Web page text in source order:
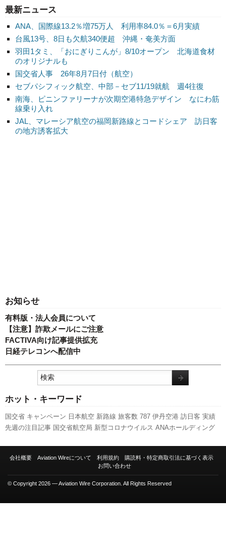
最新ニュース
ANA、国際線13.2％増75万人 利用率84.0％＝6月実績
台風13号、8日も欠航340便超 沖縄・奄美方面
羽田1タミ、「おにぎりこんが」8/10オープン 北海道食材
のオリジナルも
国交省人事 26年8月7日付（航空）
セブパシフィック航空、中部－セブ11/19就航 週4往復
南海、ピニンファリーナが次期空港特急デザイン なにわ筋
線乗り入れ
JAL、マレーシア航空の福岡新路線とコードシェア 訪日客
の地方誘客拡大
お知らせ
有料版・法人会員について
【注意】詐欺メールにご注意
FACTIVA向け記事提供拡充
日経テレコンへ配信中
ホット・キーワード
国交省 キャンペーン 日本航空 新路線 旅客数 787 伊丹空港 訪日客 実績
先週の注目記事 国交省航空局 新型コロナウイルス ANAホールディング
乗務員 成田空港 新千歳空港 人事 全日空 セントレア ボーイング 777 羽
会社概要 Aviation Wireについて 利用規約
購読料・特定商取引法に基づく表示
お問い合わせ
© Copyright 2026 — Aviation Wire Corporation. All Rights Reserved